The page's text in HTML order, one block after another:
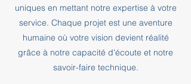
uniques en mettant notre expertise à votre
service. Chaque projet est une aventure
humaine où votre vision devient réalité
grâce à notre capacité d'écoute et notre
savoir-faire technique.